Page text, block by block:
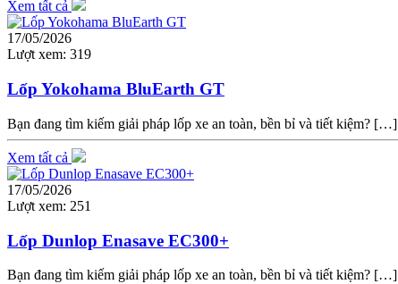
Xem tất cả
17/05/2026
Lượt xem: 319
Lốp Yokohama BluEarth GT
Bạn đang tìm kiếm giải pháp lốp xe an toàn, bền bỉ và tiết kiệm? […]
Xem tất cả
17/05/2026
Lượt xem: 251
Lốp Dunlop Enasave EC300+
Bạn đang tìm kiếm giải pháp lốp xe an toàn, bền bỉ và tiết kiệm? […]